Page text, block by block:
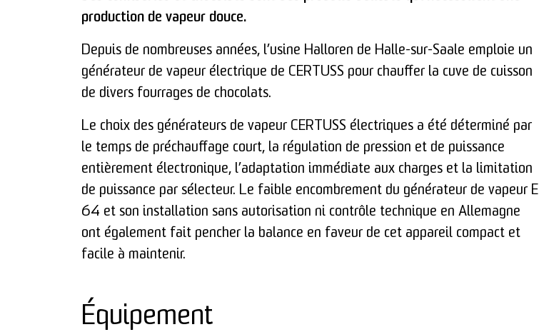
production de vapeur douce.
Depuis de nombreuses années, l’usine Halloren de Halle-sur-Saale emploie un
générateur de vapeur électrique de CERTUSS pour chauffer la cuve de cuisson
de divers fourrages de chocolats.
Le choix des générateurs de vapeur CERTUSS électriques a été déterminé par
le temps de préchauffage court, la régulation de pression et de puissance
entièrement électronique, l’adaptation immédiate aux charges et la limitation
de puissance par sélecteur. Le faible encombrement du générateur de vapeur E
64 et son installation sans autorisation ni contrôle technique en Allemagne
ont également fait pencher la balance en faveur de cet appareil compact et
facile à maintenir.
Équipement